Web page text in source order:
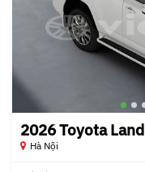
2026 Toyota
Hà Nội